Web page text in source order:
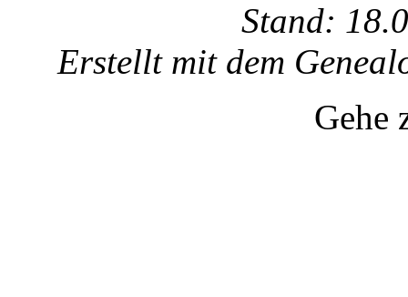
Stand:
Erstellt mit dem
Gehe